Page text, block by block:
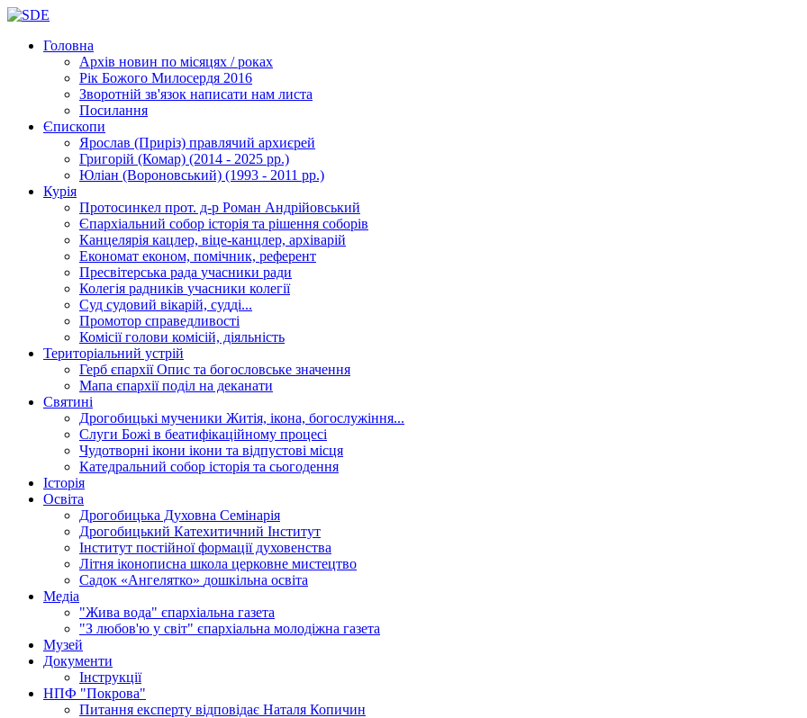
Головна
Архів новин по місяцях / роках
Рік Божого Милосердя 2016
Зворотній зв'язок написати нам листа
Посилання
Єпископи
Ярослав (Приріз) правлячий архиєрей
Григорій (Комар) (2014 - 2025 рр.)
Юліан (Вороновський) (1993 - 2011 рр.)
Курія
Протосинкел прот. д-р Роман Андрійовський
Єпархіальний собор історія та рішення соборів
Канцелярія кацлер, віце-канцлер, архіварій
Економат економ, помічник, референт
Пресвітерська рада учасники ради
Колегія радників учасники колегії
Суд судовий вікарій, судді...
Промотор справедливості
Комісіїголови комісій, діяльність
Територіальний устрій
Герб єпархіїОпис та богословське значення
Мапа єпархіїподіл на деканати
Святині
Дрогобицькі мученики Житія, ікона, богослужіння...
Слуги Божі в беатифікаційному процесі
Чудотворні ікони ікони та відпустові місця
Катедральний собор історія та сьогодення
Історія
Освіта
Дрогобицька Духовна Семінарія
Дрогобицький Катехитичний Інститут
Інститут постійної формації духовенства
Літня іконописна школа церковне мистецтво
Садок «Ангелятко» дошкільна освіта
Медіа
"Жива вода" єпархіальна газета
"З любов'ю у світ" єпархіальна молодіжна газета
Музей
Документи
Інструкції
НПФ "Покрова"
Питання експерту відповідає Наталя Копичин